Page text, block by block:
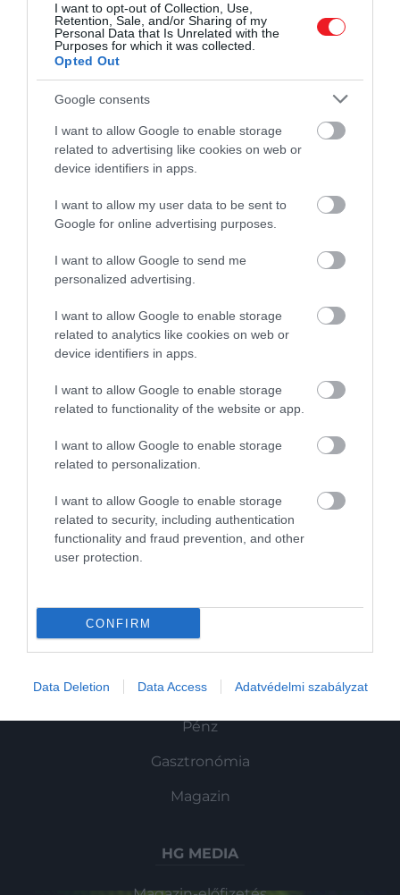
I want to opt-out of Collection, Use,
Retention, Sale, and/or Sharing of my
Personal Data that Is Unrelated with the
Purposes for which it was collected.
Opted Out
Google consents
I want to allow Google to enable storage
related to advertising like cookies on web or
device identifiers in apps.
I want to allow my user data to be sent to
Google for online advertising purposes.
I want to allow Google to send me
personalized advertising.
I want to allow Google to enable storage
related to analytics like cookies on web or
device identifiers in apps.
I want to allow Google to enable storage
related to functionality of the website or app.
I want to allow Google to enable storage
related to personalization.
I want to allow Google to enable storage
related to security, including authentication
functionality and fraud prevention, and other
user protection.
CONFIRM
Data Deletion Data Access Adatvédelmi szabályzat
Mit kapunk, ha tojással, tejszínnel és egy
csepp alkohollal főzünk? Karácsonyi ízeket
a javából.
2022. DECEMBER 23. ● KOVÁCS EMESE
Miért csak isszuk, ha ehetjük
is? − a 3 legjobb…
KOVÁCS EMESE
Művelődj, szórakozz, kíváncsiskodj, kóstolgass
Tudomány
Utazás
Pénz
Gasztronómia
Magazin
HG MEDIA